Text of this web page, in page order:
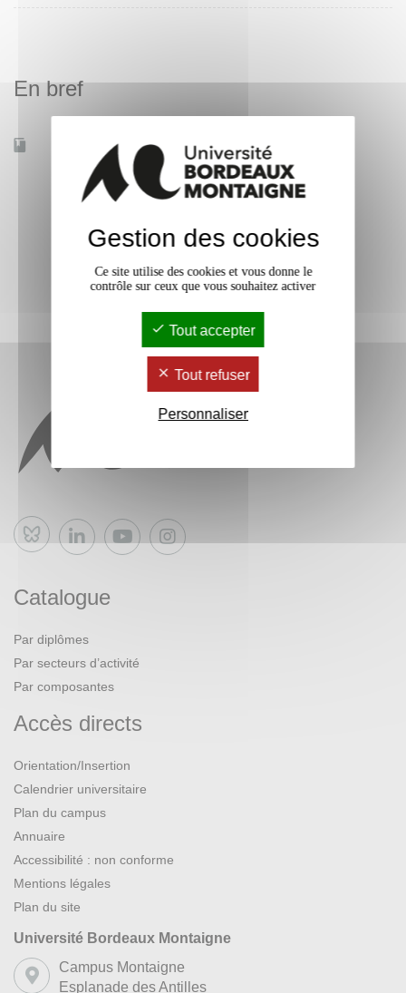
En bref
Accessible à distance Non
Bluesky
Catalogue
Par diplômes
Par secteurs d’activité
Par composantes
Accès directs
Orientation/Insertion
Calendrier universitaire
Plan du campus
Annuaire
Accessibilité : non conforme
Mentions légales
Plan du site
Université Bordeaux Montaigne
Campus Montaigne
Esplanade des Antilles
Gestion des cookies
Ce site utilise des cookies et vous donne le
contrôle sur ceux que vous souhaitez activer
Tout accepter
Tout refuser
Personnaliser